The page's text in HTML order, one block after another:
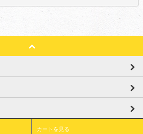
カートを見る